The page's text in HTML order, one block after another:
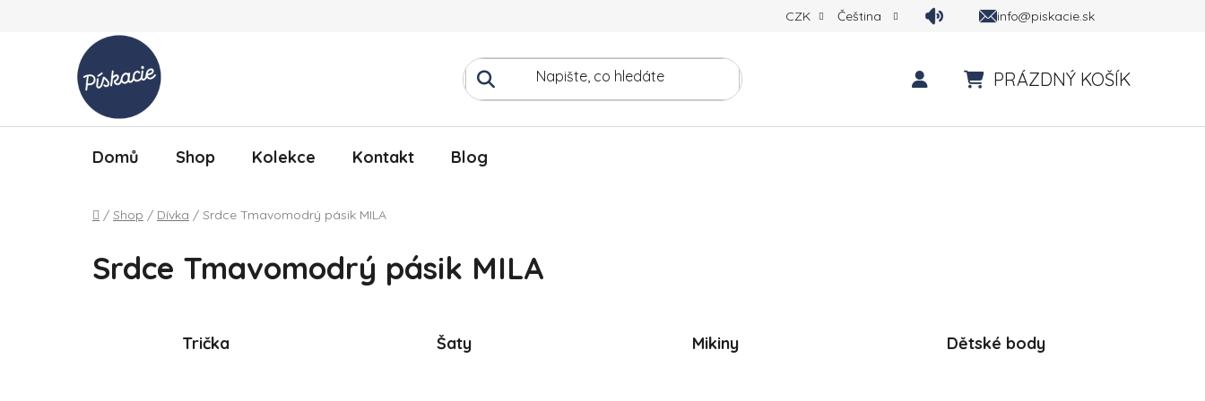
CZK Čeština info@piskacie.sk
PRÁZDNÝ KOŠÍK
Domů Shop Kolekce Kontakt Blog
Domů
/ Shop / Dívka / Srdce Tmavomodrý pásik MILA
Srdce Tmavomodrý pásik MILA
Trička Šaty Mikiny Dětské body